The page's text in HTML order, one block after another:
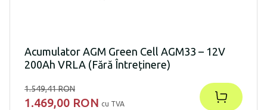
Acumulator AGM Green Cell AGM33 – 12V
200Ah VRLA (Fără Întreținere)
1.549,41 RON
1.469,00 RON cu TVA